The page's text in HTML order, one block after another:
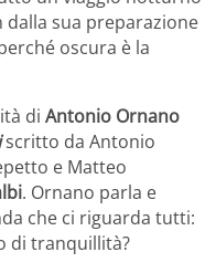
dalla sua preparazione
oscura è la
di Antonio Ornano
scritto da Antonio
e Matteo
. Ornano parla e
che ci riguarda tutti:
di tranquillità?